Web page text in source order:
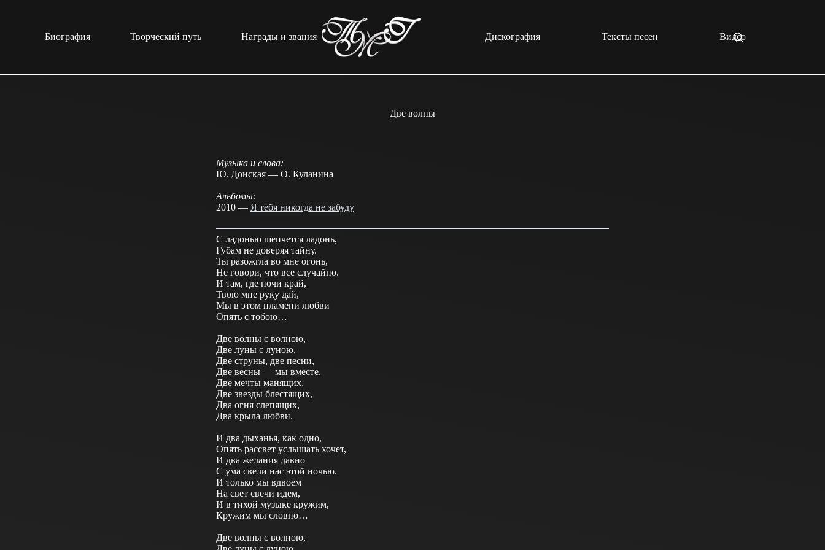
Биография
Творческий путь Награды и звания Дискография Тексты песен Видео
Две волны
Музыка и слова:
Ю. Донская — О. Куланина
Альбомы:
2010 — Я тебя никогда не забуду
С ладонью шепчется ладонь,
Губам не доверяя тайну.
Ты разожгла во мне огонь,
Не говори, что все случайно.
И там, где ночи край,
Твою мне руку дай,
Мы в этом пламени любви
Опять с тобою…
Две волны с волною,
Две луны с луною,
Две струны, две песни,
Две весны — мы вместе.
Две мечты манящих,
Две звезды блестящих,
Два огня слепящих,
Два крыла любви.
И два дыханья, как одно,
Опять рассвет услышать хочет,
И два желания давно
С ума свели нас этой ночью.
И только мы вдвоем
На свет свечи идем,
И в тихой музыке кружим,
Кружим мы словно…
Две волны с волною,